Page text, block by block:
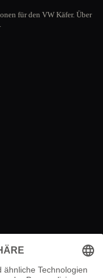
für den VW Käfer. Über